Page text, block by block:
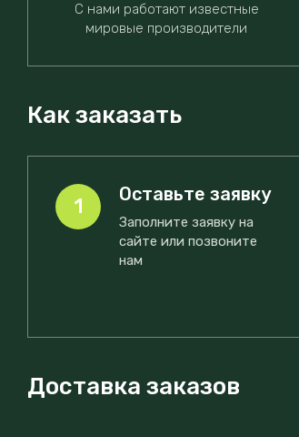
С нами работают известные
мировые производители
Как заказать
1 Оставьте заявку
Заполните заявку на
сайте или позвоните
нам
Доставка заказов